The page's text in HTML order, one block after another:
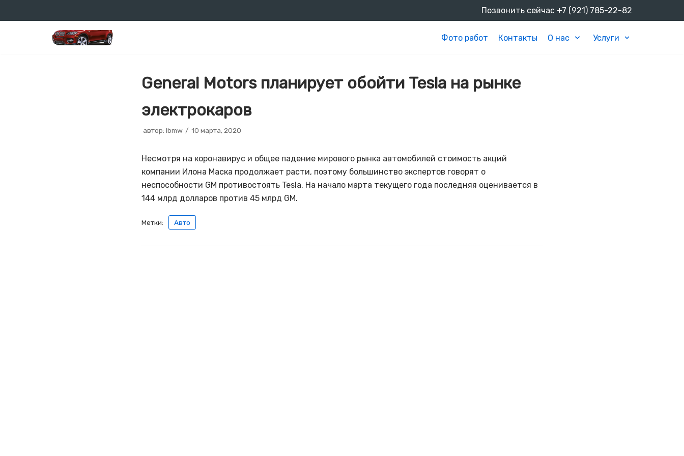
Позвонить сейчас +7 (921) 785-22-82
Фото работ Контакты О нас Услуги
General Motors планирует обойти Tesla на рынке
электрокаров
автор: lbmw 10 марта, 2020
Несмотря на коронавирус и общее падение мирового рынка автомобилей стоимость акций
компании Илона Маска продолжает расти, поэтому большинство экспертов говорят о
неспособности GM противостоять Tesla. На начало марта текущего года последняя оценивается в
144 млрд долларов против 45 млрд GM.
Метки: Авто